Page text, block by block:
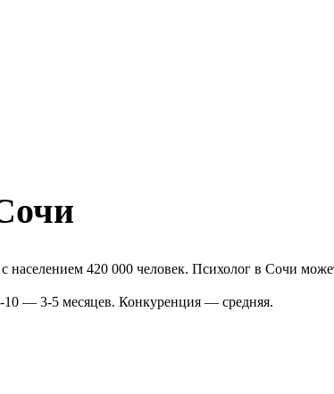
420 000 человек. Психолог в Сочи
— 3-5 месяцев. Конкуренция — средняя.